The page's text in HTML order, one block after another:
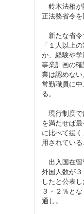
鈴木法相が
正法務省令を
新たな省令
「１人以上
か、経験や
事業計画の
業は認めな
常勤職員に
る。
現行制度で
を満たせば
に比べて緩
用されている
出入国在留
外国人数が
したと公表
３・２％と
通し。